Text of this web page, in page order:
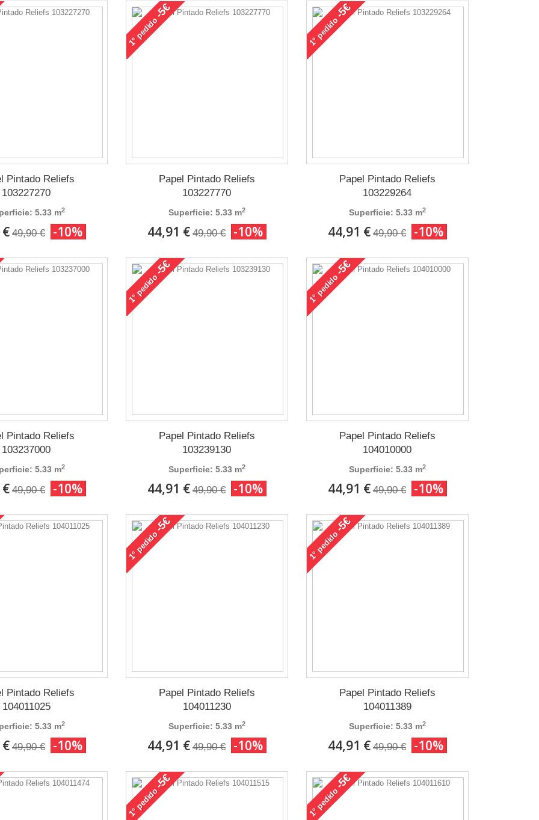
Pintado Reliefs
103227270
5.33 m2
49,90 € -10%
1°
pedido
-5€
Papel Pintado Reliefs
103227770
Superficie: 5.33 m2
44,91 € 49,90 € -10%
1°
pedido
-5€
Papel Pintado Reliefs
103229264
Superficie: 5.33 m2
44,91 € 49,90 € -10%
Pintado Reliefs
103237000
5.33 m2
49,90 € -10%
1°
pedido
-5€
Papel Pintado Reliefs
103239130
Superficie: 5.33 m2
44,91 € 49,90 € -10%
1°
pedido
-5€
Papel Pintado Reliefs
104010000
Superficie: 5.33 m2
44,91 € 49,90 € -10%
Pintado Reliefs
104011025
5.33 m2
49,90 € -10%
1°
pedido
-5€
Papel Pintado Reliefs
104011230
Superficie: 5.33 m2
44,91 € 49,90 € -10%
1°
pedido
-5€
Papel Pintado Reliefs
104011389
Superficie: 5.33 m2
44,91 € 49,90 € -10%
1°
pedido
-5€
1°
pedido
-5€